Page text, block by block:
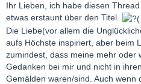
Ihr Lieben, ich habe diesen
etwas erstaunt über den Titel.
Die Liebe(vor allem die
aufs Höchste inspiriert, aber beim
zumindest, dass meine mehr oder
Gedanken bei mir und nicht in
Gemälden waren/sind. Auch wenn